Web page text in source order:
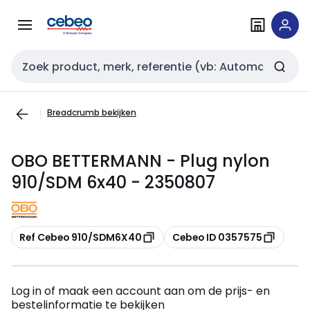
naar
naar
Zoekveld invoer
Breadcrumb bekijken
OBO BETTERMANN - Plug nylon
910/SDM 6x40 - 2350807
Kopiëren
Ref Cebeo 910/SDM6X40 Kopiëren
Cebeo ID 0357575
Log in of maak een account aan om de prijs- en
bestelinformatie te bekijken